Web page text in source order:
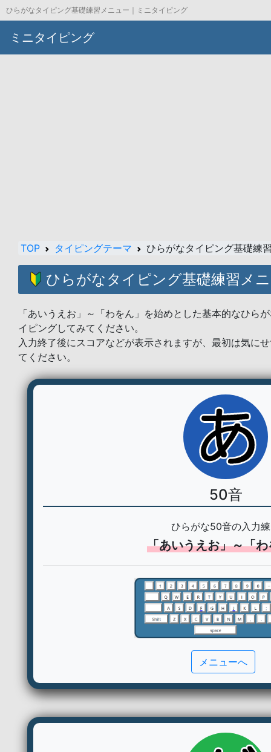
ひらがなタイピング基礎練習メニュー｜ミニタイピング
ミニタイピング
TOP タイピングテーマ ひらがなタイピング基礎練
ひらがなタイピング基礎練習メ
「あいうえお」～「わをん」を始めとした基本的なひら
イピングしてみてください。
入力終了後にスコアなどが表示されますが、最初は気に
てください。
50音
ひらがな50音の入力
「あいうえお」～「
メニューへ